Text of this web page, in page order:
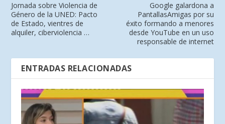
Jornada sobre Violencia de
Género de la UNED: Pacto
de Estado, vientres de
alquiler, ciberviolencia …
Google galardona a
PantallasAmigas por su
éxito formando a menores
desde YouTube en un uso
responsable de internet
ENTRADAS RELACIONADAS